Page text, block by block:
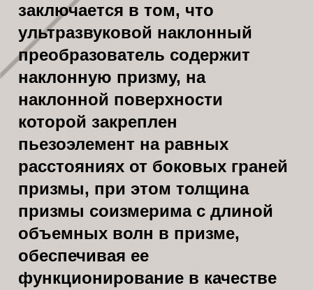
заключается в том, что
ультразвуковой наклонный
преобразователь содержит
наклонную призму, на
наклонной поверхности
которой закреплен
пьезоэлемент на равных
расстояниях от боковых граней
призмы, при этом толщина
призмы соизмерима с длиной
объемных волн в призме,
обеспечивая ее
функционирование в качестве